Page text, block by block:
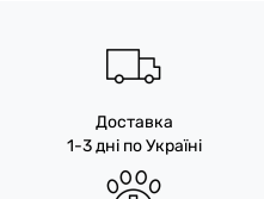
Доставка
1-3 дні по Україні